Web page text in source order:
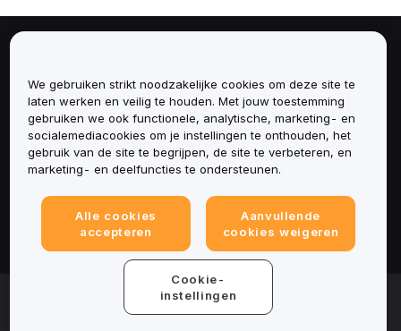
Diensten
Ondersteuning
Juridisch
© 2025-2026 Bybit.eu. Alle rechten voorbehouden.
We gebruiken strikt noodzakelijke cookies om deze site te
laten werken en veilig te houden. Met jouw toestemming
gebruiken we ook functionele, analytische, marketing- en
socialemediacookies om je instellingen te onthouden, het
gebruik van de site te begrijpen, de site te verbeteren, en
marketing- en deelfuncties te ondersteunen.
Alle cookies
accepteren
Aanvullende
cookies weigeren
Cookie-
instellingen